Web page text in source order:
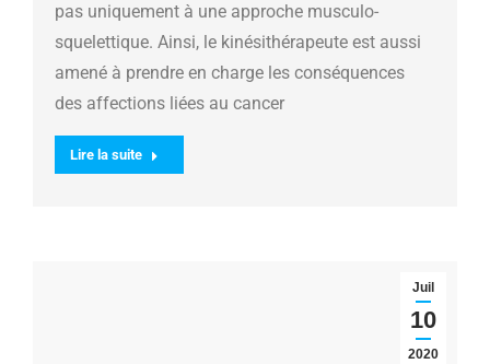
pas uniquement à une approche musculo-
squelettique. Ainsi, le kinésithérapeute est aussi
amené à prendre en charge les conséquences
des affections liées au cancer
Lire la suite
Juil
10
2020